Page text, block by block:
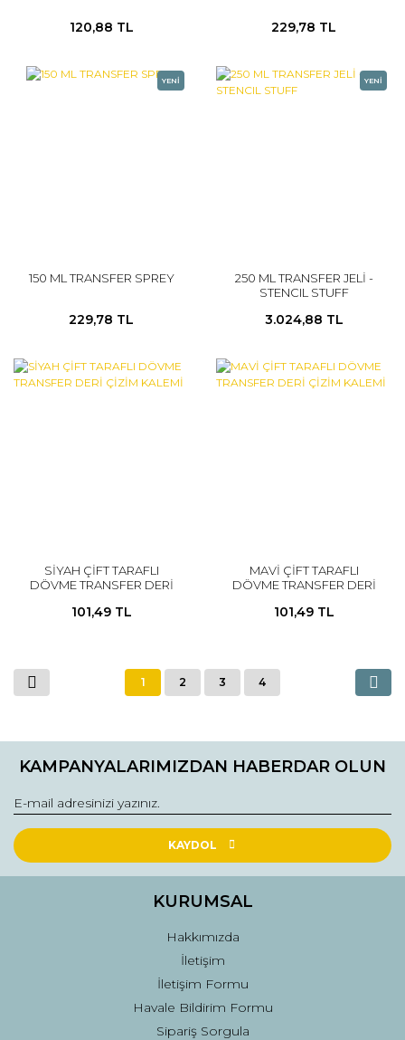
120,88 TL 229,78 TL
YENİ
150 ML TRANSFER SPREY
229,78 TL
YENİ
250 ML TRANSFER JELİ -
STENCIL STUFF
3.024,88 TL
SİYAH ÇİFT TARAFLI
DÖVME TRANSFER DERİ
101,49 TL
MAVİ ÇİFT TARAFLI
DÖVME TRANSFER DERİ
101,49 TL
1 2 3 4
KAMPANYALARIMIZDAN HABERDAR OLUN
KAYDOL
KURUMSAL
Hakkımızda
İletişim
İletişim Formu
Havale Bildirim Formu
Sipariş Sorgula